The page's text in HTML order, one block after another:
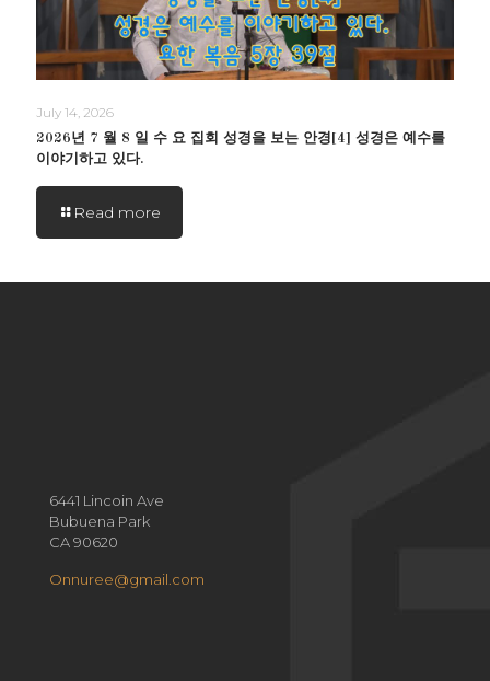
July 14, 2026
2026년 7 월 8 일 수 요 집회 성경을 보는 안경[4] 성경은 예수를
이야기하고 있다.
Read more
6441 Lincoin Ave
Bubuena Park
CA 90620
Onnuree@gmail.com